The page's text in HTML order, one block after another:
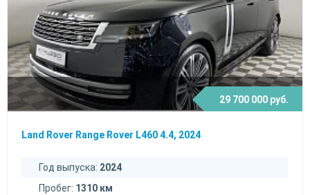
29 700 000 руб.
Land Rover Range Rover L460 4.4, 2024
Год выпуска: 2024
Пробег: 1310 км